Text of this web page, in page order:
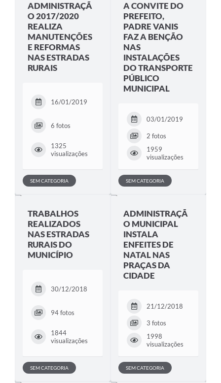
ADMINISTRAÇÃ
O 2017/2020
REALIZA
MANUTENÇÕES
E REFORMAS
NAS ESTRADAS
RURAIS
16/01/2019
6 fotos
1325
visualizações
SEM CATEGORIA
A CONVITE DO
PREFEITO,
PADRE VANIS
FAZ A BENÇÃO
NAS
INSTALAÇÕES
DO TRANSPORTE
PÚBLICO
MUNICIPAL
03/01/2019
2 fotos
1959
visualizações
SEM CATEGORIA
TRABALHOS
REALIZADOS
NAS ESTRADAS
RURAIS DO
MUNICÍPIO
30/12/2018
94 fotos
1844
visualizações
SEM CATEGORIA
ADMINISTRAÇÃ
O MUNICIPAL
INSTALA
ENFEITES DE
NATAL NAS
PRAÇAS DA
CIDADE
21/12/2018
3 fotos
1998
visualizações
SEM CATEGORIA